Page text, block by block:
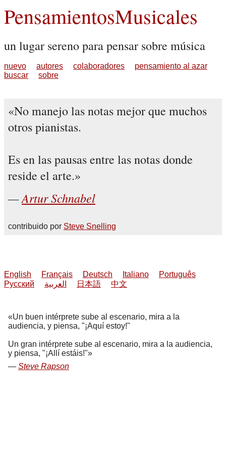
PensamientosMusicales
un lugar sereno para pensar sobre música
nuevo autores colaboradores
pensamiento al azar
buscar
sobre
No manejo las notas mejor que muchos
otros pianistas.
Es en las pausas entre las notas donde
reside el arte.
Artur Schnabel
contribuido por Steve Snelling
English Français Deutsch Italiano
Português
Русский
العربية 日本語 中文
Un buen intérprete sube al escenario, mira a la
audiencia, y piensa, "¡Aquí estoy!"
Un gran intérprete sube al escenario, mira a la audiencia,
y piensa, "¡Allí estáis!"
Steve Rapson